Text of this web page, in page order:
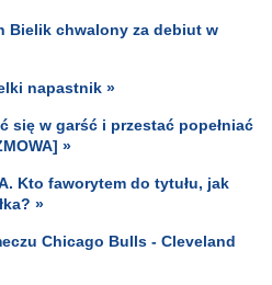
Bielik chwalony za debiut w
napastnik »
się w garść i przestać popełniać
»
Kto faworytem do tytułu, jak
»
Chicago Bulls - Cleveland